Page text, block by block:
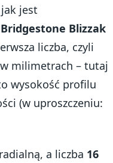
jest
Bridgestone Blizzak
liczba, czyli
milimetrach – tutaj
wysokość profilu
(w uproszczeniu:
a liczba 16